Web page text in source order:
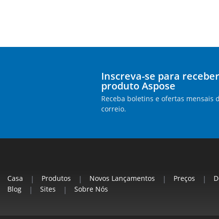
Inscreva-se para
produto Aspose
Receba boletins e ofertas mensais
correio.
Casa | Produtos | Novos Lançamentos | Preços |
Blog
| Sites | Sobre Nós